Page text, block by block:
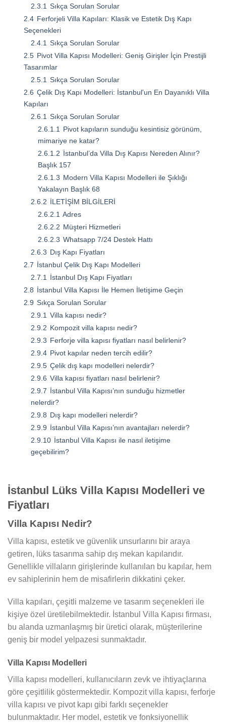
2.3.1 Sıkça Sorulan Sorular
2.4 Ferforjeli Villa Kapıları: Klasik ve Estetik Dış Kapı
Seçenekleri
2.4.1 Sıkça Sorulan Sorular
2.5 Pivot Villa Kapısı Modelleri: Geniş Girişler İçin Prestijli
Tasarımlar
2.5.1 Sıkça Sorulan Sorular
2.6 Çelik Dış Kapı Modelleri: İstanbul'un En Dayanıklı Villa
Kapıları
2.6.1 Sıkça Sorulan Sorular
2.6.1.1
Pivot kapıların sunduğu kesintisiz görünüm,
mimariye ne katar?
2.6.1.2 İstanbul’da Villa Dış Kapısı Nereden Alınır?
Başlık 157
2.6.1.3 Modern Villa Kapısı Modelleri ile Şıklığı
Yakalayın Başlık 68
2.6.2 İLETİŞİM BİLGİLERİ
2.6.2.1 Adres
2.6.2.2 Müşteri Hizmetleri
2.6.2.3 Whatsapp 7/24 Destek Hattı
2.6.3 Dış Kapı Fiyatları
2.7 İstanbul Çelik Dış Kapı Modelleri
2.7.1
İstanbul Dış Kapı Fiyatları
2.8 İstanbul Villa Kapısı İle Hemen İletişime Geçin
2.9 Sıkça Sorulan Sorular
2.9.1 Villa kapısı nedir?
2.9.2 Kompozit villa kapısı nedir?
2.9.3 Ferforje villa kapısı fiyatları nasıl belirlenir?
2.9.4 Pivot kapılar neden tercih edilir?
2.9.5 Çelik dış kapı modelleri nelerdir?
2.9.6 Villa kapısı fiyatları nasıl belirlenir?
2.9.7 İstanbul Villa Kapısı’nın sunduğu hizmetler
nelerdir?
2.9.8 Dış kapı modelleri nelerdir?
2.9.9 İstanbul Villa Kapısı’nın avantajları nelerdir?
2.9.10 İstanbul Villa Kapısı ile nasıl iletişime
geçebilirim?
İstanbul Lüks Villa Kapısı Modelleri ve
Fiyatları
Villa Kapısı Nedir?
Villa kapısı, estetik ve güvenlik unsurlarını bir araya
getiren, lüks tasarıma sahip dış mekan kapılarıdır.
Genellikle villaların girişlerinde kullanılan bu kapılar, hem
ev sahiplerinin hem de misafirlerin dikkatini çeker.
Villa kapıları, çeşitli malzeme ve tasarım seçenekleri ile
kişiye özel üretilebilmektedir. İstanbul Villa Kapısı firması,
bu alanda uzmanlaşmış bir üretici olarak, müşterilerine
geniş bir model yelpazesi sunmaktadır.
Villa Kapısı Modelleri
Villa kapısı modelleri, kullanıcıların zevk ve ihtiyaçlarına
göre çeşitlilik göstermektedir. Kompozit villa kapısı, ferforje
villa kapısı ve pivot kapı gibi farklı seçenekler
bulunmaktadır. Her model, estetik ve fonksiyonellik